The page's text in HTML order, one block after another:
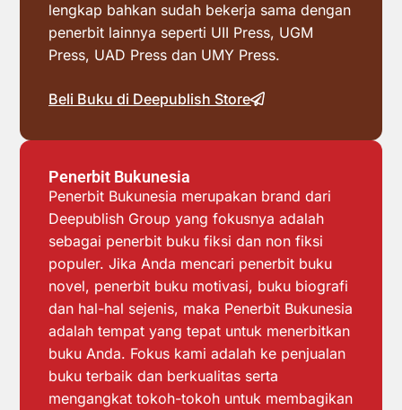
lengkap bahkan sudah bekerja sama dengan
penerbit lainnya seperti UII Press, UGM
Press, UAD Press dan UMY Press.
Beli Buku di Deepublish Store
Penerbit Bukunesia
Penerbit Bukunesia merupakan brand dari
Deepublish Group yang fokusnya adalah
sebagai penerbit buku fiksi dan non fiksi
populer. Jika Anda mencari penerbit buku
novel, penerbit buku motivasi, buku biografi
dan hal-hal sejenis, maka Penerbit Bukunesia
adalah tempat yang tepat untuk menerbitkan
buku Anda. Fokus kami adalah ke penjualan
buku terbaik dan berkualitas serta
mengangkat tokoh-tokoh untuk membagikan